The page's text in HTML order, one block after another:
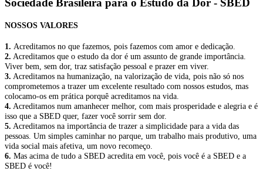
NOSSOS VALORES
1. Acreditamos no que fazemos, pois fazemos com amor e dedicação.
2. Acreditamos que o estudo da dor é um assunto de grande importância.
Viver bem, sem dor, traz satisfação pessoal e prazer em viver.
3. Acreditamos na humanização, na valorização de vida, pois não só nos
comprometemos a trazer um excelente resultado com nossos estudos, mas
colocamo-os em prática porquê acreditamos na vida.
4. Acreditamos num amanhecer melhor, com mais prosperidade e alegria e é
isso que a SBED quer, fazer você sorrir sem dor.
5. Acreditamos na importância de trazer a simplicidade para a vida das
pessoas. Um simples caminhar no parque, um trabalho mais produtivo, uma
vida social mais afetiva, um novo recomeço.
6. Mas acima de tudo a SBED acredita em você, pois você é a SBED e a
SBED é você!